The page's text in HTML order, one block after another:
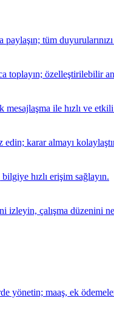
tüm
toplayın; özelleştirilebilir
ile hızlı ve
karar almayı
hızlı erişim sağlayın.
izleyin, çalışma düzenini
yönetin; maaş, ek